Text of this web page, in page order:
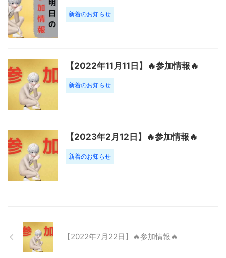
新着のお知らせ
【2022年11月11日】🔥参加情報🔥
新着のお知らせ
【2023年2月12日】🔥参加情報🔥
新着のお知らせ
【2022年7月22日】🔥参加情報🔥